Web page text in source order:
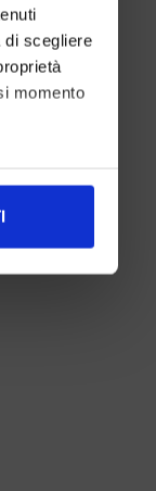
di scegliere
momento
loro o